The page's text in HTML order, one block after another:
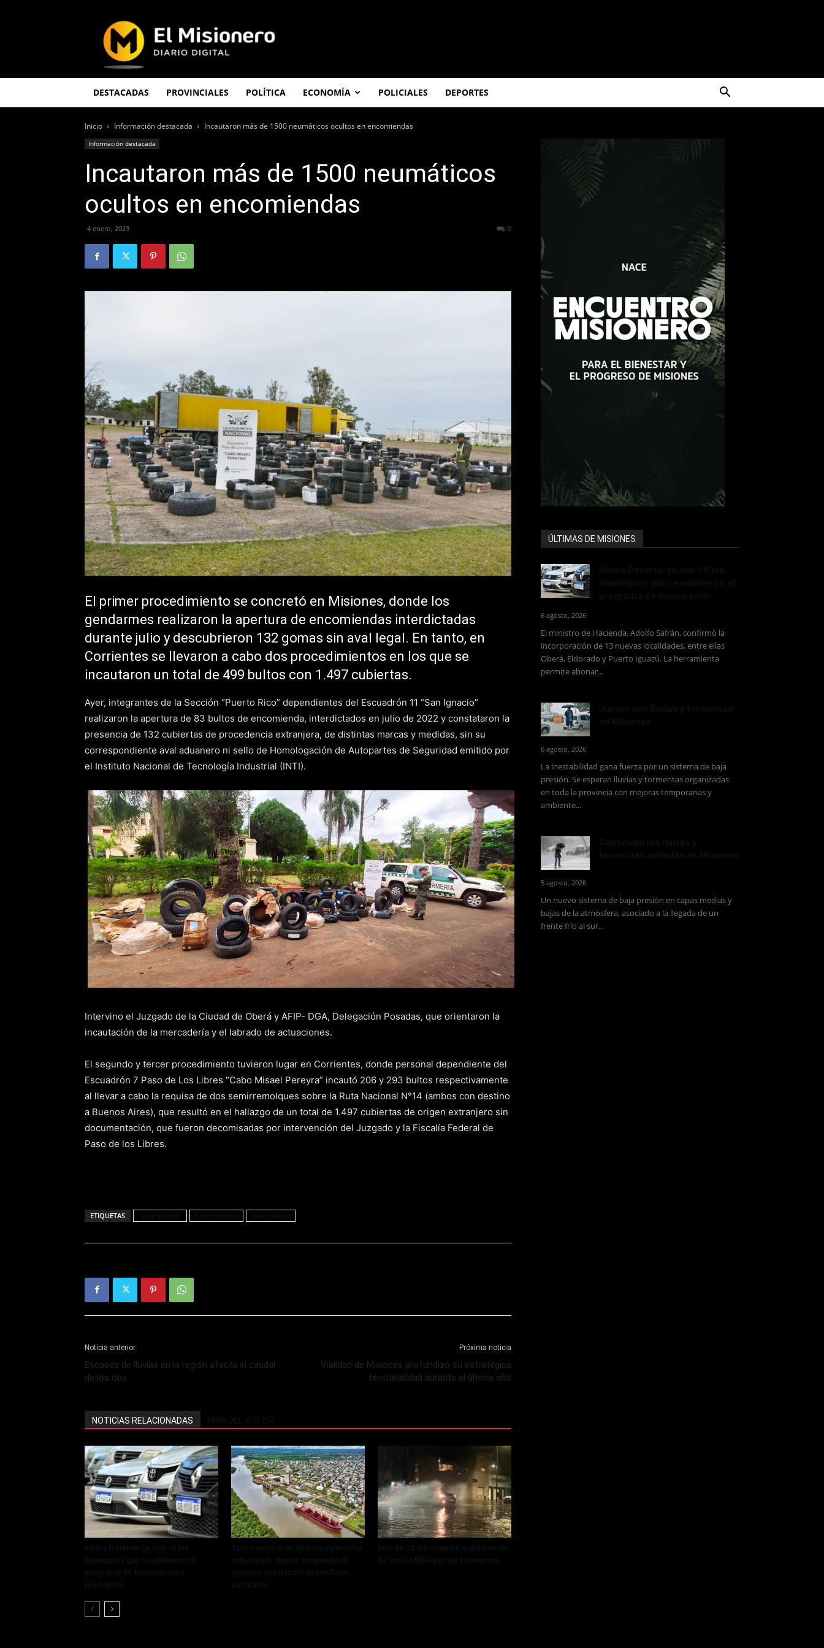
Misionero
DESTACADAS PROVINCIALES POLÍTICA ECONOMÍA POLICIALES DEPORTES
Inicio Información destacada Incautaron más de 1500 neumáticos ocultos en encomiendas
Información destacada
Incautaron más de 1500 neumáticos
ocultos en encomiendas
4 enero, 2023 0
El primer procedimiento se concretó en Misiones, donde los
gendarmes realizaron la apertura de encomiendas interdictadas
durante julio y descubrieron 132 gomas sin aval legal. En tanto, en
Corrientes se llevaron a cabo dos procedimientos en los que se
incautaron un total de 499 bultos con 1.497 cubiertas.
Ayer, integrantes de la Sección “Puerto Rico” dependientes del Escuadrón 11 “San Ignacio”
realizaron la apertura de 83 bultos de encomienda, interdictados en julio de 2022 y constataron la
presencia de 132 cubiertas de procedencia extranjera, de distintas marcas y medidas, sin su
correspondiente aval aduanero ni sello de Homologación de Autopartes de Seguridad emitido por
el Instituto Nacional de Tecnología Industrial (INTI).
Intervino el Juzgado de la Ciudad de Oberá y AFIP- DGA, Delegación Posadas, que orientaron la
incautación de la mercadería y el labrado de actuaciones.
El segundo y tercer procedimiento tuvieron lugar en Corrientes, donde personal dependiente del
Escuadrón 7 Paso de Los Libres “Cabo Misael Pereyra” incautó 206 y 293 bultos respectivamente
al llevar a cabo la requisa de dos semirremolques sobre la Ruta Nacional N°14 (ambos con destino
a Buenos Aires), que resultó en el hallazgo de un total de 1.497 cubiertas de origen extranjero sin
documentación, que fueron decomisadas por intervención del Juzgado y la Fiscalía Federal de
Paso de los Libres.
ETIQUETAS
Noticia anterior
Escasez de lluvias en la región afecta el caudal
de los ríos
Próxima noticia
Vialidad de Misiones profundizó su estratégica
territorialidad durante el último año
NOTICIAS RELACIONADAS
ÚLTIMAS DE MISIONES
6 agosto, 2026
El ministro de Hacienda, Adolfo Safrán, confirmó la
incorporación de 13 nuevas localidades, entre ellas
Oberá, Eldorado y Puerto Iguazú. La herramienta
permite abonar...
6 agosto, 2026
La inestabilidad gana fuerza por un sistema de baja
presión. Se esperan lluvias y tormentas organizadas
en toda la provincia con mejoras temporarias y
ambiente...
5 agosto, 2026
Un nuevo sistema de baja presión en capas medias y
bajas de la atmósfera, asociado a la llegada de un
frente frío al sur...